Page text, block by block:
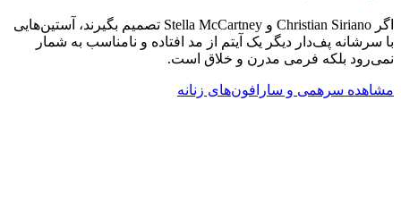
اگر Christian Siriano و Stella McCartney تصمیم بگیرند، آستین‌هایی
با سرشانه پف‌دار دیگر یک آیتم از مد افتاده و نامناسب به شمار
نمی‌رود بلکه فرمی مدرن و خلاق است.
مشاهده سرهمی و سارافون‌های زنانه